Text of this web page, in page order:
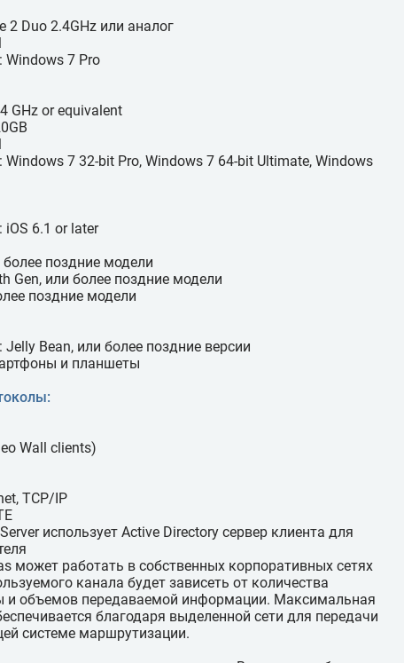
2 Duo 2.4GHz или аналог
Windows 7 Pro
GHz or equivalent
7 32-bit Pro, Windows 7 64-bit Ultimate, Windows
6.1 or later
более поздние модели
Gen, или более поздние модели
поздние модели
Bean, или более поздние версии
и планшеты
Wall clients)
TCP/IP
использует Active Directory сервер клиента для
может работать в собственных корпоративных сетях
канала будет зависеть от количества
и объемов передаваемой информации. Максимальная
благодаря выделенной сети для передачи
системе маршрутизации.